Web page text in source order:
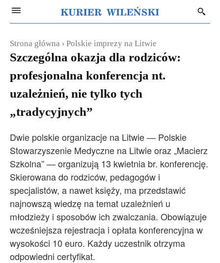
Strona główna Polskie imprezy na Litwie
Szczególna okazja dla rodziców:
profesjonalna konferencja nt.
uzależnień, nie tylko tych
„tradycyjnych”
Dwie polskie organizacje na Litwie — Polskie
Stowarzyszenie Medyczne na Litwie oraz „Macierz
Szkolna” — organizują 13 kwietnia br. konferencję.
Skierowana do rodziców, pedagogów i
specjalistów, a nawet księży, ma przedstawić
najnowszą wiedzę na temat uzależnień u
młodzieży i sposobów ich zwalczania. Obowiązuje
wcześniejsza rejestracja i opłata konferencyjna w
wysokości 10 euro. Każdy uczestnik otrzyma
odpowiedni certyfikat.